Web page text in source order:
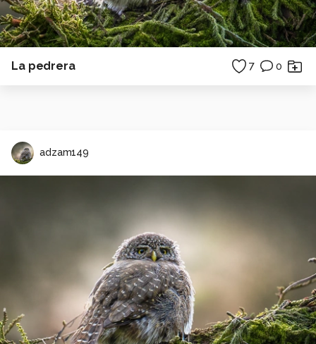
La pedrera 7 0
adzam149